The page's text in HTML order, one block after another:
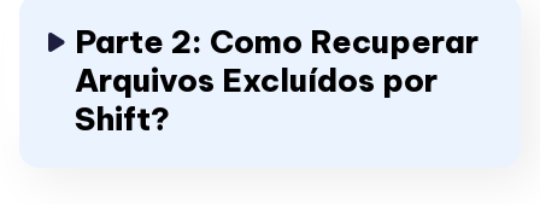
Parte 2: Como Recuperar
Arquivos Excluídos por
Shift?